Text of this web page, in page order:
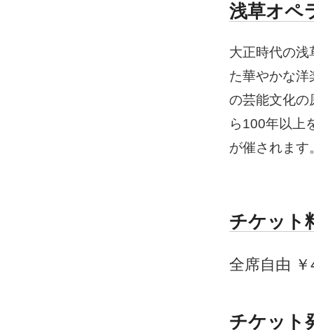
浅草オペ
大正時代の浅
た華やかな洋
の芸能文化の
ら100年以上
が催されます
チケット
全席自由
チケット